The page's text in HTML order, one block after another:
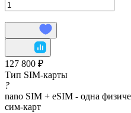
127 800 ₽
Тип SIM-карты
?
nano SIM + eSIM - одна
сим-карт